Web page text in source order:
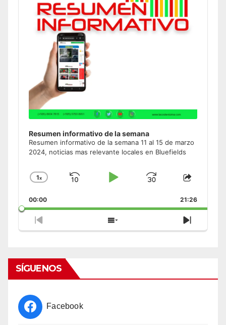
Resumen informativo de la semana
Resumen informativo de la semana 11 al 15 de marzo
2024, noticias mas relevante locales en Bluefields
Change
Rate
1x
Skip
Play
Jump
Forward
Share
Episode
00:00 21:26
Previous
Episode
Show
Episodes
Next
Episode
SÍGUENOS
Facebook